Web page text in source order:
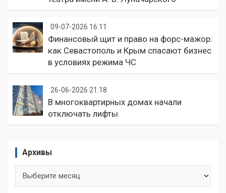
09-07-2026 16:11
Финансовый щит и право на форс-мажор:
как Севастополь и Крым спасают бизнес
в условиях режима ЧС
26-06-2026 21:18
В многоквартирных домах начали
отключать лифты
Архивы